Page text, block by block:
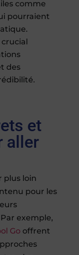
comme
pourraient
des
et
aller
plus loin
pour les
exemple,
Gooffrent